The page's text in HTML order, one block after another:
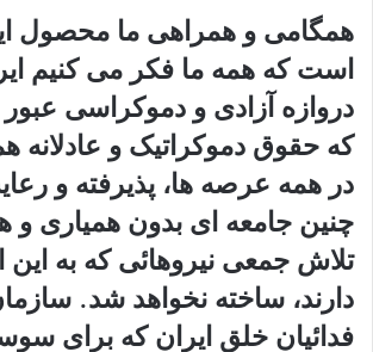
همگامی و همراهی ما محصول
است که همه ما فکر می کنیم
دروازه آزادی و دموکراسی
که حقوق دموکراتیک و عادلانه
در همه عرصه ها، پذیرفته و
چنین جامعه ای بدون همیاری و
تلاش جمعی نیروهائی که به این
دارند، ساخته نخواهد شد.
فدائیان خلق ایران که برای